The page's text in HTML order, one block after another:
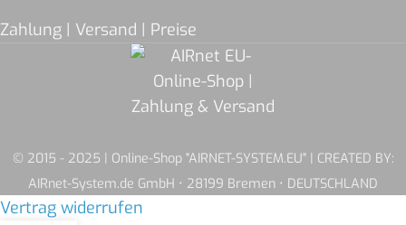
Zahlung | Versand | Preise
© 2015 - 2025 | Online-Shop "AIRNET-SYSTEM.EU" | CREATED BY:
AIRnet-System.de GmbH • 28199 Bremen • DEUTSCHLAND
Vertrag widerrufen